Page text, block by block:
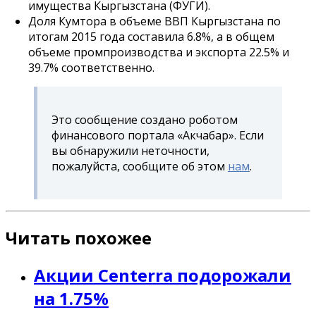
имущества Кыргызстана (ФУГИ).
Доля Кумтора в объеме ВВП Кыргызстана по
итогам 2015 года составила 6.8%, а в общем
объеме промпроизводства и экспорта 22.5% и
39.7% соответственно.
Это сообщение создано роботом
финансового портала «Акчабар». Если
вы обнаружили неточности,
пожалуйста, сообщите об этом нам.
Читать похожее
Акции Centerra подорожали
на 1.75%